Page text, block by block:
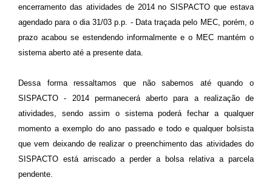
encerramento das atividades de 2014 no SISPACTO que estava
agendado para o dia 31/03 p.p. - Data traçada pelo MEC, porém, o
prazo acabou se estendendo informalmente e o MEC mantém o
sistema aberto até a presente data.
Dessa forma ressaltamos que não sabemos até quando o
SISPACTO - 2014 permanecerá aberto para a realização de
atividades, sendo assim o sistema poderá fechar a qualquer
momento a exemplo do ano passado e todo e qualquer bolsista
que vem deixando de realizar o preenchimento das atividades do
SISPACTO está arriscado a perder a bolsa relativa a parcela
pendente.